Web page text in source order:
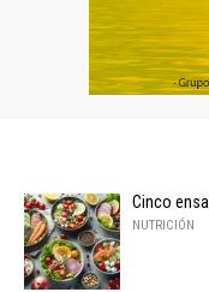
Cinco
NUTRICIÓN